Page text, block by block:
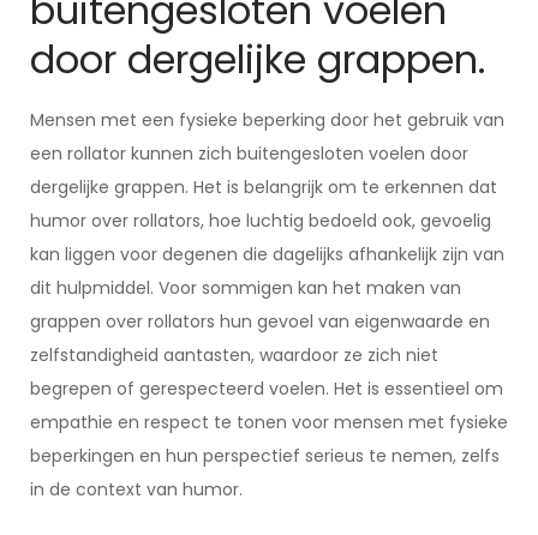
door dergelijke grappen.
Mensen met een fysieke beperking door het gebruik van
een rollator kunnen zich buitengesloten voelen door
dergelijke grappen. Het is belangrijk om te erkennen dat
humor over rollators, hoe luchtig bedoeld ook, gevoelig
kan liggen voor degenen die dagelijks afhankelijk zijn van
dit hulpmiddel. Voor sommigen kan het maken van
grappen over rollators hun gevoel van eigenwaarde en
zelfstandigheid aantasten, waardoor ze zich niet
begrepen of gerespecteerd voelen. Het is essentieel om
empathie en respect te tonen voor mensen met fysieke
beperkingen en hun perspectief serieus te nemen, zelfs
in de context van humor.